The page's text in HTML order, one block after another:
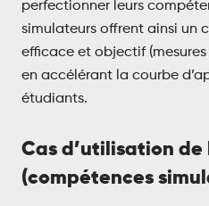
perfectionner leurs
simulateurs offrent ainsi un
efficace et objectif
en accélérant la courbe
étudiants.
Cas d’utilisation
(compétences